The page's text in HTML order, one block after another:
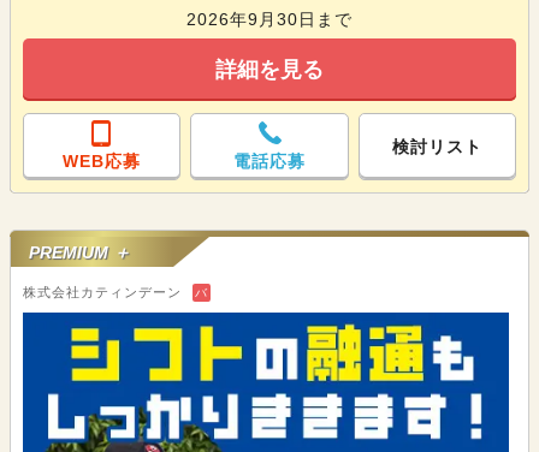
2026年9月30日まで
詳細を見る
WEB応募 電話応募
検討リスト
PREMIUM ＋
株式会社カティンデーン バ